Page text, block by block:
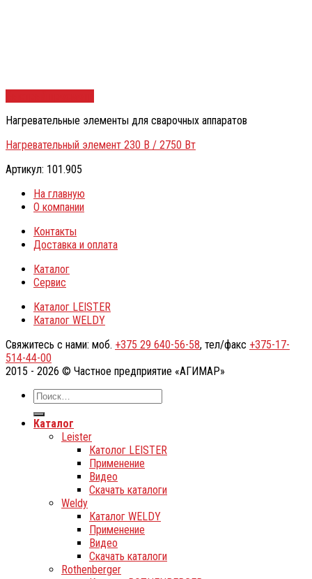
Нагревательные элементы для сварочных аппаратов
Нагревательный элемент 230 В / 2750 Вт
Артикул: 101.905
На главную
О компании
Контакты
Доставка и оплата
Каталог
Сервис
Каталог LEISTER
Каталог WELDY
Свяжитесь с нами: моб. +375 29 640-56-58, тел/факс +375-17-
514-44-00
2015 - 2026 © Частное предприятие «АГИМАР»
Каталог
Leister
Католог LEISTER
Применение
Видео
Скачать каталоги
Weldy
Каталог WELDY
Применение
Видео
Скачать каталоги
Rothenberger